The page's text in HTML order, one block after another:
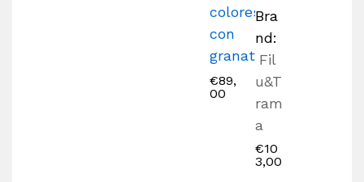
colores
con
granate
€89,
00
Bra
nd:
Fil
u&T
ram
a
€10
3,00